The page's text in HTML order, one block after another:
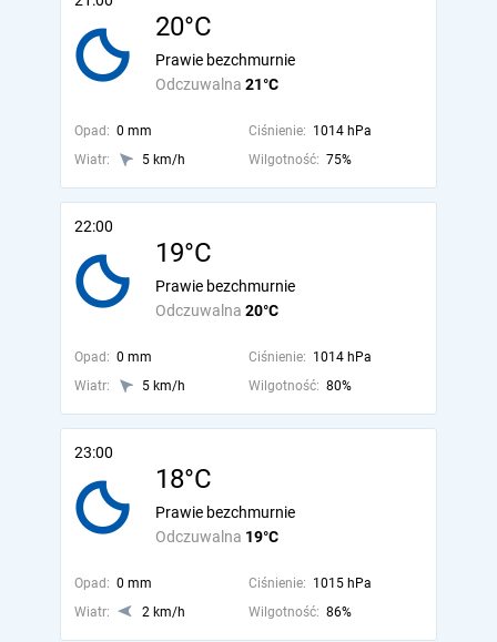
20°C
Odczuwalna 21°C
Prawie bezchmurnie
Opad: 0 mm Ciśnienie: 1014 hPa
Wiatr:
5 km/h Wilgotność: 75%
22:00
19°C
Odczuwalna 20°C
Prawie bezchmurnie
Opad: 0 mm Ciśnienie: 1014 hPa
Wiatr:
5 km/h Wilgotność: 80%
23:00
18°C
Odczuwalna 19°C
Prawie bezchmurnie
Opad: 0 mm Ciśnienie: 1015 hPa
Wiatr:
2 km/h Wilgotność: 86%